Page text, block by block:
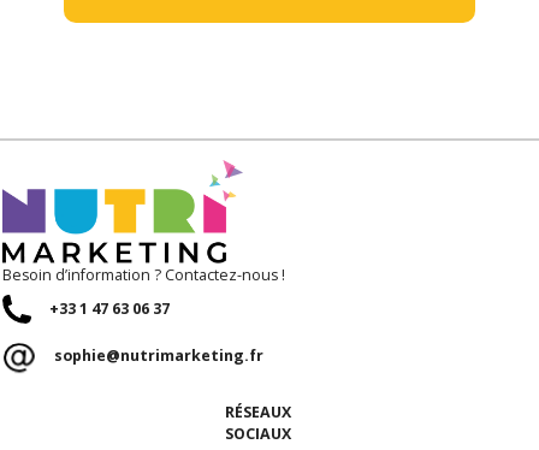
Besoin d’information ? Contactez-nous !
+33 1 47 63 06 37
sophie@nutrimarketing.fr
RÉSEAUX
SOCIAUX